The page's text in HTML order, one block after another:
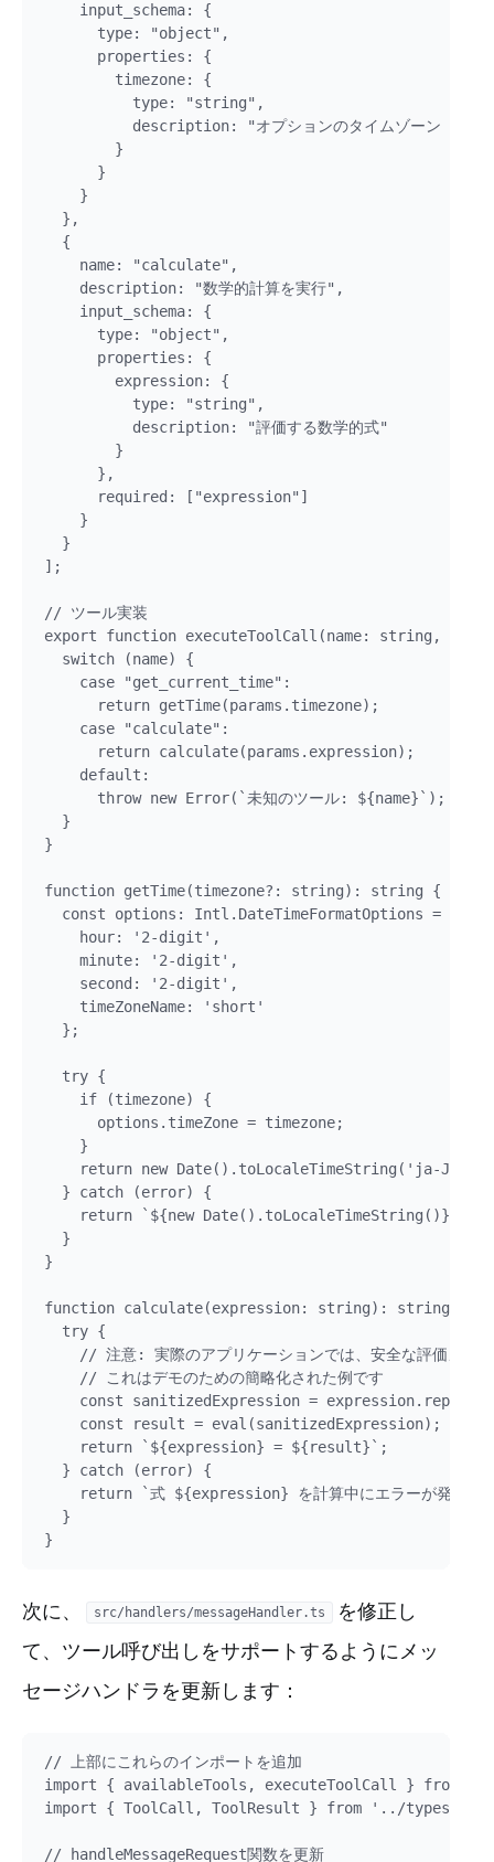
    input_schema: {
      type: "object",
      properties: {
        timezone: {
          type: "string",
description: "オプションのタイムゾーン（サー
        }
      }
    }
  },
  {
    name: "calculate",
    description: "数学的計算を実行",
    input_schema: {
      type: "object",
      properties: {
        expression: {
          type: "string",
          description: "評価する数学的式"
        }
      },
      required: ["expression"]
    }
  }
];
// ツール実装
export function executeToolCall(name: string,
  switch (name) {
    case "get_current_time":
      return getTime(params.timezone);
    case "calculate":
      return calculate(params.expression);
    default:
      throw new Error(`未知のツール: ${name}`);
  }
}
function getTime(timezone?: string): string {
  const options: Intl.DateTimeFormatOptions = {
    hour: '2-digit',
    minute: '2-digit',
    second: '2-digit',
    timeZoneName: 'short'
  };
  try {
    if (timezone) {
      options.timeZone = timezone;
    }
return new Date().toLocaleTimeString('ja-JP',
  } catch (error) {
return `${new Date().toLocaleTimeString()}（サー
  }
}
function calculate(expression: string): string {
  try {
// 注意: 実際のアプリケーションでは、安全な評価メソ
    // これはデモのための簡略化された例です
const sanitizedExpression =
    const result = eval(sanitizedExpression);
    return `${expression} = ${result}`;
  } catch (error) {
return `式 ${expression} を計算中にエラーが発生
  }
次に、 src/handlers/messageHandler.ts
を修正し
て、ツール呼び出しをサポートするようにメッ
セージハンドラを更新します：
// 上部にこれらのインポートを追加
import { availableTools, executeToolCall } from
import { ToolCall, ToolResult } from '../types';
// handleMessageRequest関数を更新